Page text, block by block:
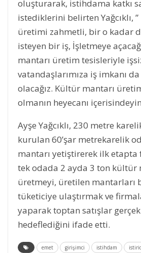
oluşturarak, istihdama katkı
istediklerini belirten Yağcıklı,
üretimi zahmetli, bir o kadar
isteyen bir iş, İşletmeye
mantarı üretim tesisleriyle
vatandaşlarımıza iş imkanı
olacağız. Kültür mantarı
olmanın heyecanı
Ayşe Yağcıklı, 230 metre
kurulan 60’şar metrekarelik
mantarı yetiştirerek ilk etapta
tek odada 2 ayda 3 ton kültür
üretmeyi, üretilen mantarları
tüketiciye ulaştırmak ve
yaparak toptan satışlar
hedeflediğini ifade etti.
emet girişimci istihdam